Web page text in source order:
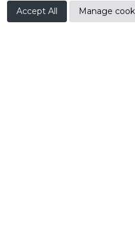
Accept All Manage